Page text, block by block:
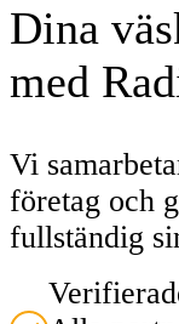
Dina
med
Vi
företag och
fullständig